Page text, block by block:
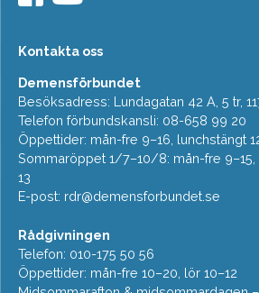
Kontakta oss
Demensförbundet
Besöksadress: Lundagatan 42 A, 5 tr,
Telefon förbundskansli: 08-658 99 20
Öppettider: mån-fre 9–16, lunchstängt
Sommaröppet 1/7–10/8: mån-fre 9–15,
13
E-post: rdr@demensforbundet.se
Rådgivningen
Telefon: 010-175 50 56
Öppettider: mån-fre 10–20, lör 10–12